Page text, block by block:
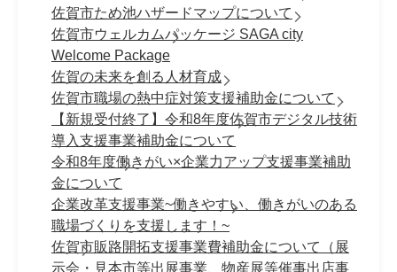
佐賀市ため池ハザードマップについて
佐賀市ウェルカムパッケージ SAGA city
Welcome Package
佐賀の未来を創る人材育成
佐賀市職場の熱中症対策支援補助金について
【新規受付終了】令和8年度佐賀市デジタル技術
導入支援事業補助金について
令和8年度働きがい×企業力アップ支援事業補助
金について
企業改革支援事業~働きやすい、働きがいのある
職場づくりを支援します！~
佐賀市販路開拓支援事業費補助金について（展
示会・見本市等出展事業、物産展等催事出店事